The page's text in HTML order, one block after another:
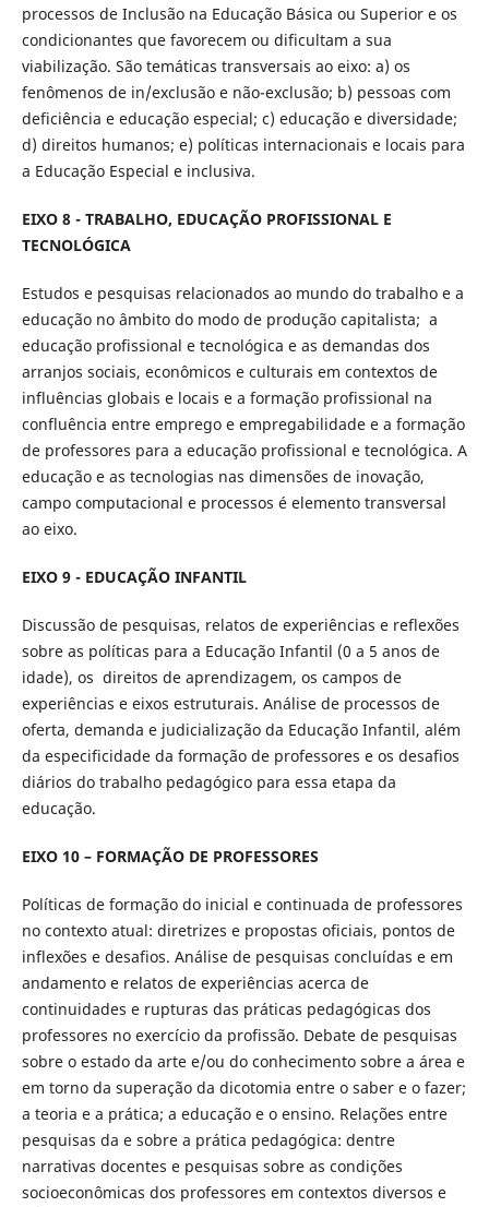
processos de Inclusão na Educação Básica ou Superior e os
condicionantes que favorecem ou dificultam a sua
viabilização. São temáticas transversais ao eixo: a) os
fenômenos de in/exclusão e não-exclusão; b) pessoas com
deficiência e educação especial; c) educação e diversidade;
d) direitos humanos; e) políticas internacionais e locais para
a Educação Especial e inclusiva.
EIXO 8 - TRABALHO, EDUCAÇÃO PROFISSIONAL E
TECNOLÓGICA
Estudos e pesquisas relacionados ao mundo do trabalho e a
educação no âmbito do modo de produção capitalista; a
educação profissional e tecnológica e as demandas dos
arranjos sociais, econômicos e culturais em contextos de
influências globais e locais e a formação profissional na
confluência entre emprego e empregabilidade e a formação
de professores para a educação profissional e tecnológica. A
educação e as tecnologias nas dimensões de inovação,
campo computacional e processos é elemento transversal
ao eixo.
EIXO 9 - EDUCAÇÃO INFANTIL
Discussão de pesquisas, relatos de experiências e reflexões
sobre as políticas para a Educação Infantil (0 a 5 anos de
idade), os direitos de aprendizagem, os campos de
experiências e eixos estruturais. Análise de processos de
oferta, demanda e judicialização da Educação Infantil, além
da especificidade da formação de professores e os desafios
diários do trabalho pedagógico para essa etapa da
educação.
EIXO 10 – FORMAÇÃO DE PROFESSORES
Políticas de formação do inicial e continuada de professores
no contexto atual: diretrizes e propostas oficiais, pontos de
inflexões e desafios. Análise de pesquisas concluídas e em
andamento e relatos de experiências acerca de
continuidades e rupturas das práticas pedagógicas dos
professores no exercício da profissão. Debate de pesquisas
sobre o estado da arte e/ou do conhecimento sobre a área e
em torno da superação da dicotomia entre o saber e o fazer;
a teoria e a prática; a educação e o ensino. Relações entre
pesquisas da e sobre a prática pedagógica: dentre
narrativas docentes e pesquisas sobre as condições
socioeconômicas dos professores em contextos diversos e